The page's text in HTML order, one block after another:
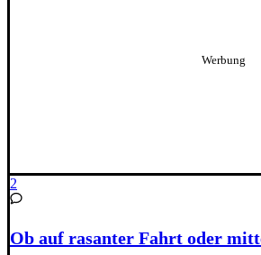
2
Ob auf rasanter Fahrt oder